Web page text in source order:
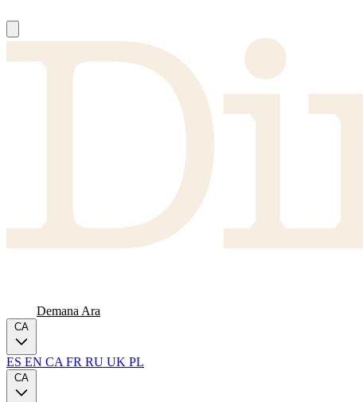
Demana Ara
CA
ES EN CA FR RU UK PL
CA